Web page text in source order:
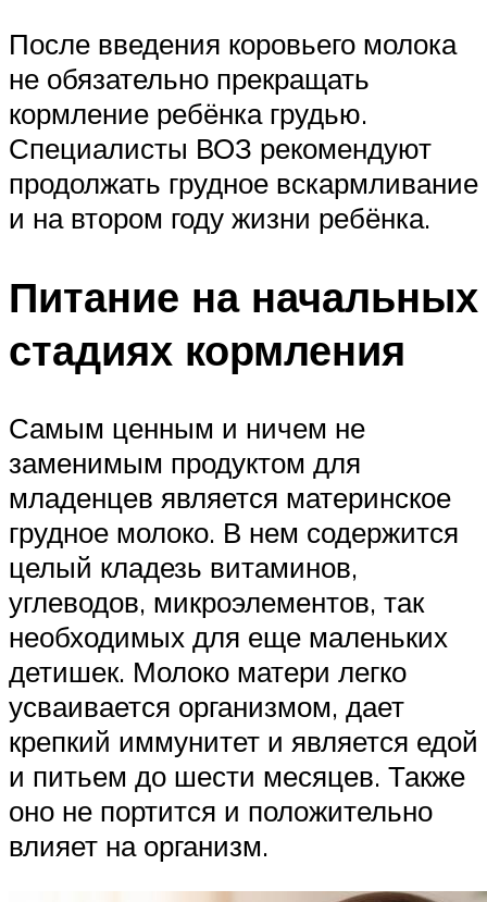
После введения коровьего молока
не обязательно прекращать
кормление ребёнка грудью.
Специалисты ВОЗ рекомендуют
продолжать грудное вскармливание
и на втором году жизни ребёнка.
Питание на начальных
стадиях кормления
Самым ценным и ничем не
заменимым продуктом для
младенцев является материнское
грудное молоко. В нем содержится
целый кладезь витаминов,
углеводов, микроэлементов, так
необходимых для еще маленьких
детишек. Молоко матери легко
усваивается организмом, дает
крепкий иммунитет и является едой
и питьем до шести месяцев. Также
оно не портится и положительно
влияет на организм.